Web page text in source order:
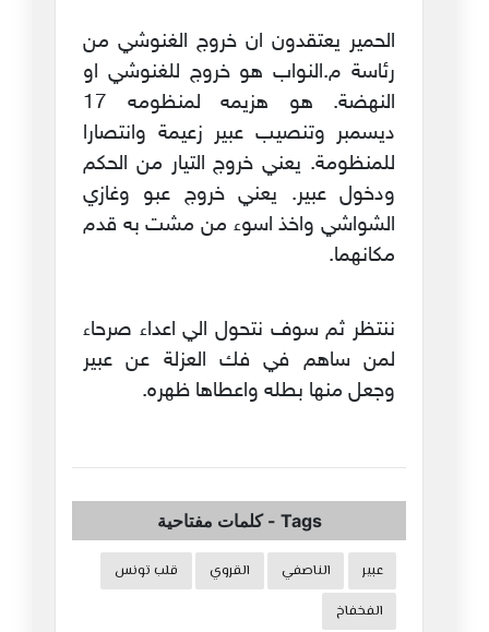
الحمير يعتقدون ان خروج الغنوشي من
رئاسة م.النواب هو خروج للغنوشي او
النهضة. هو هزيمه لمنظومه 17
ديسمبر وتنصيب عبير زعيمة وانتصارا
للمنظومة. يعني خروج التيار من الحكم
ودخول عبير. يعني خروج عبو وغازي
الشواشي واخذ اسوء من مشت به قدم
مكانهما.
ننتظر ثم سوف نتحول الي اعداء صرحاء
لمن ساهم في فك العزلة عن عبير
وجعل منها بطله واعطاها ظهره.
Tags
-كلمات مفتاحية
عبير الناصفي القروي
قلب تونس
الفخفاخ